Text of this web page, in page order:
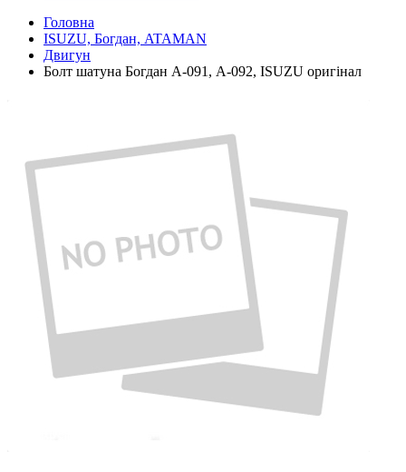
Головна
ISUZU, Богдан, ATAMAN
Двигун
Болт шатуна Богдан А-091, А-092, ISUZU оригінал